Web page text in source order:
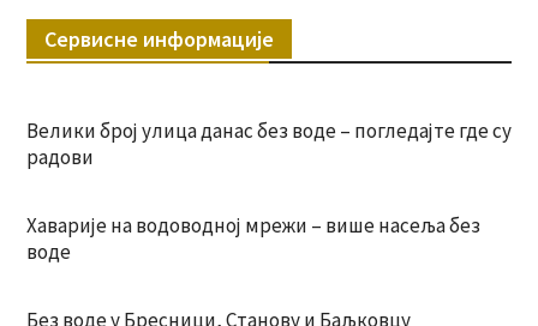
Сервисне информације
Велики број улица данас без воде – погледајте где су
радови
Хаварије на водоводној мрежи – више насеља без
воде
Без воде у Бресници, Станову и Баљковцу